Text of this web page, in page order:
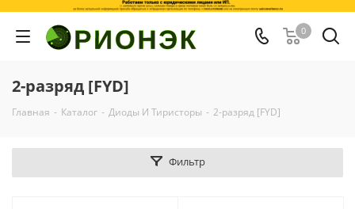
0
2-разряд [FYD]
Главная - Каталог - Диоды И Тиристоры - 2-разряд [FYD]
Фильтр